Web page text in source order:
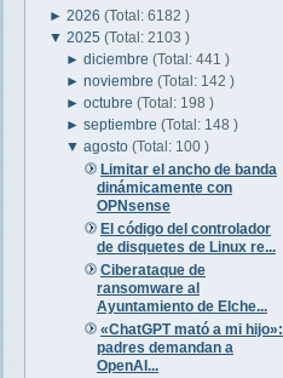
► 2026 (Total: 6182 )
▼ 2025 (Total: 2103 )
►diciembre(Total: 441 )
►noviembre(Total: 142 )
►octubre(Total: 198 )
►septiembre(Total: 148 )
▼agosto(Total: 100 )
Limitar el ancho de banda
dinámicamente con
OPNsense
El código del controlador
de disquetes de Linux re...
Ciberataque de
ransomware al
Ayuntamiento de Elche...
«ChatGPT mató a mi hijo»:
padres demandan a
OpenAI...